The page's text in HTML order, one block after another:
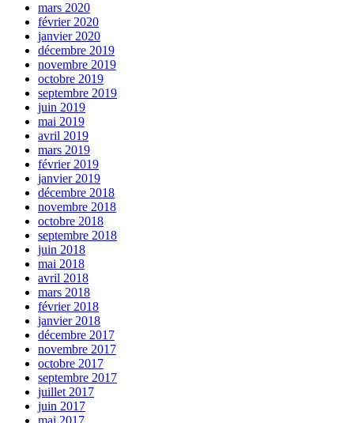
mars 2020
février 2020
janvier 2020
décembre 2019
novembre 2019
octobre 2019
septembre 2019
juin 2019
mai 2019
avril 2019
mars 2019
février 2019
janvier 2019
décembre 2018
novembre 2018
octobre 2018
septembre 2018
juin 2018
mai 2018
avril 2018
mars 2018
février 2018
janvier 2018
décembre 2017
novembre 2017
octobre 2017
septembre 2017
juillet 2017
juin 2017